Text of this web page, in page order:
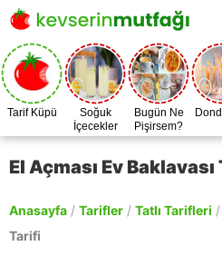
Tarif Küpü
Soğuk
İçecekler
Bugün Ne
Pişirsem?
El Açması Ev
Anasayfa / Tarifler / Tatlı Tarifleri /
Tarifi